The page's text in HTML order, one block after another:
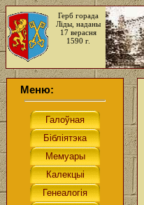
Герб горада
Ліды, наданы
17 верасня
1590 г.
Меню: